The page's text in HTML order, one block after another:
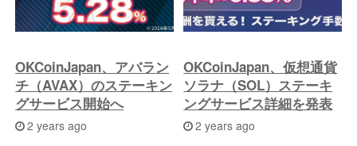
OKCoinJapan、アバラン
チ（AVAX）のステーキン
グサービス開始へ
2 years ago
OKCoinJapan、仮想通貨
ソラナ（SOL）ステーキ
ングサービス詳細を発表
2 years ago